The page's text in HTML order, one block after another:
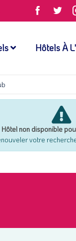
Hôtels À
Hôtel non disponible
votre